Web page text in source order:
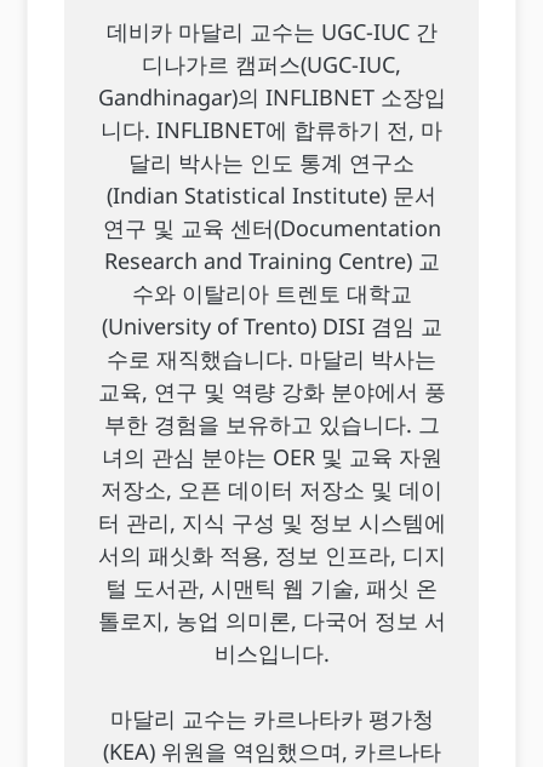
데비카 마달리 교수는 UGC-IUC 간
디나가르 캠퍼스(UGC-IUC,
Gandhinagar)의 INFLIBNET 소장입
니다. INFLIBNET에 합류하기 전, 마
달리 박사는 인도 통계 연구소
(Indian Statistical Institute) 문서
연구 및 교육 센터(Documentation
Research and Training Centre) 교
수와 이탈리아 트렌토 대학교
(University of Trento) DISI 겸임 교
수로 재직했습니다. 마달리 박사는
교육, 연구 및 역량 강화 분야에서 풍
부한 경험을 보유하고 있습니다. 그
녀의 관심 분야는 OER 및 교육 자원
저장소, 오픈 데이터 저장소 및 데이
터 관리, 지식 구성 및 정보 시스템에
서의 패싯화 적용, 정보 인프라, 디지
털 도서관, 시맨틱 웹 기술, 패싯 온
톨로지, 농업 의미론, 다국어 정보 서
비스입니다.
마달리 교수는 카르나타카 평가청
(KEA) 위원을 역임했으며, 카르나타